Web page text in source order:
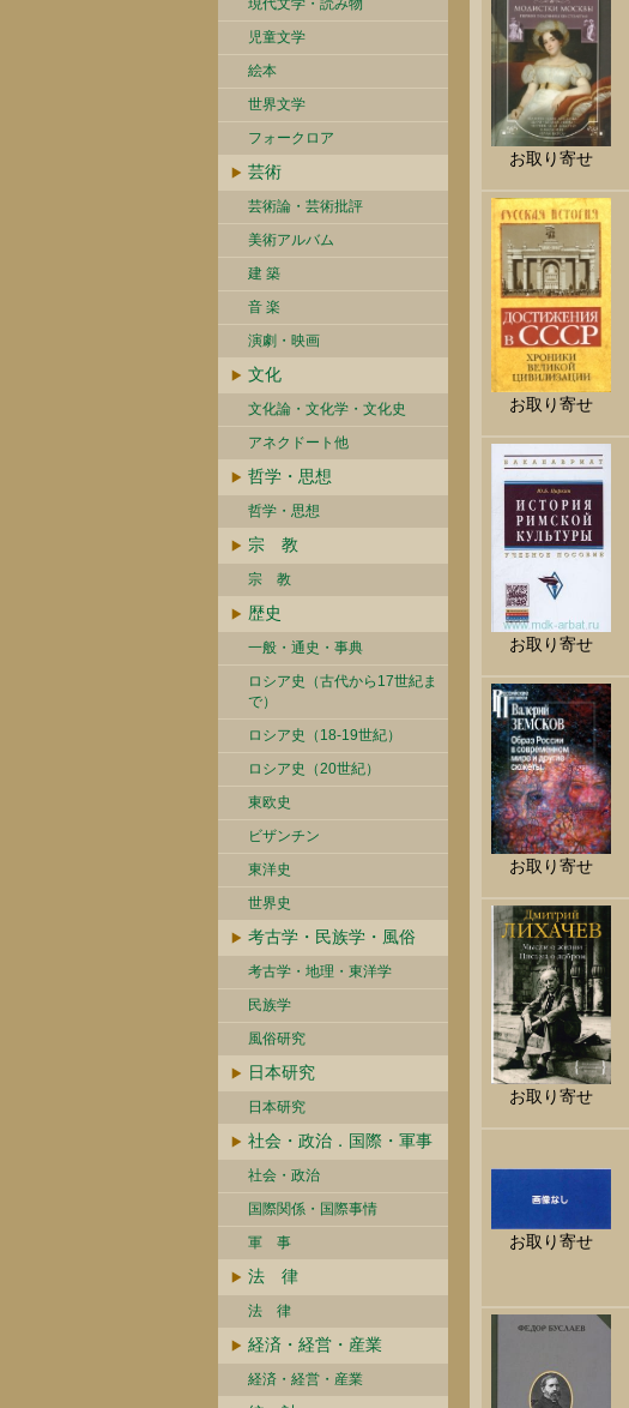
現代文学・読み物
児童文学
絵本
世界文学
フォークロア
芸術
芸術論・芸術批評
美術アルバム
建 築
音 楽
演劇・映画
文化
文化論・文化学・文化史
アネクドート他
哲学・思想
哲学・思想
宗 教
宗 教
歴史
一般・通史・事典
ロシア史（古代から17世紀ま
で）
ロシア史（18-19世紀）
ロシア史（20世紀）
東欧史
ビザンチン
東洋史
世界史
考古学・民族学・風俗
考古学・地理・東洋学
民族学
風俗研究
日本研究
日本研究
社会・政治．国際・軍事
社会・政治
国際関係・国際事情
軍 事
法 律
法 律
経済・経営・産業
経済・経営・産業
お取り寄せ
お取り寄せ
お取り寄せ
お取り寄せ
お取り寄せ
お取り寄せ